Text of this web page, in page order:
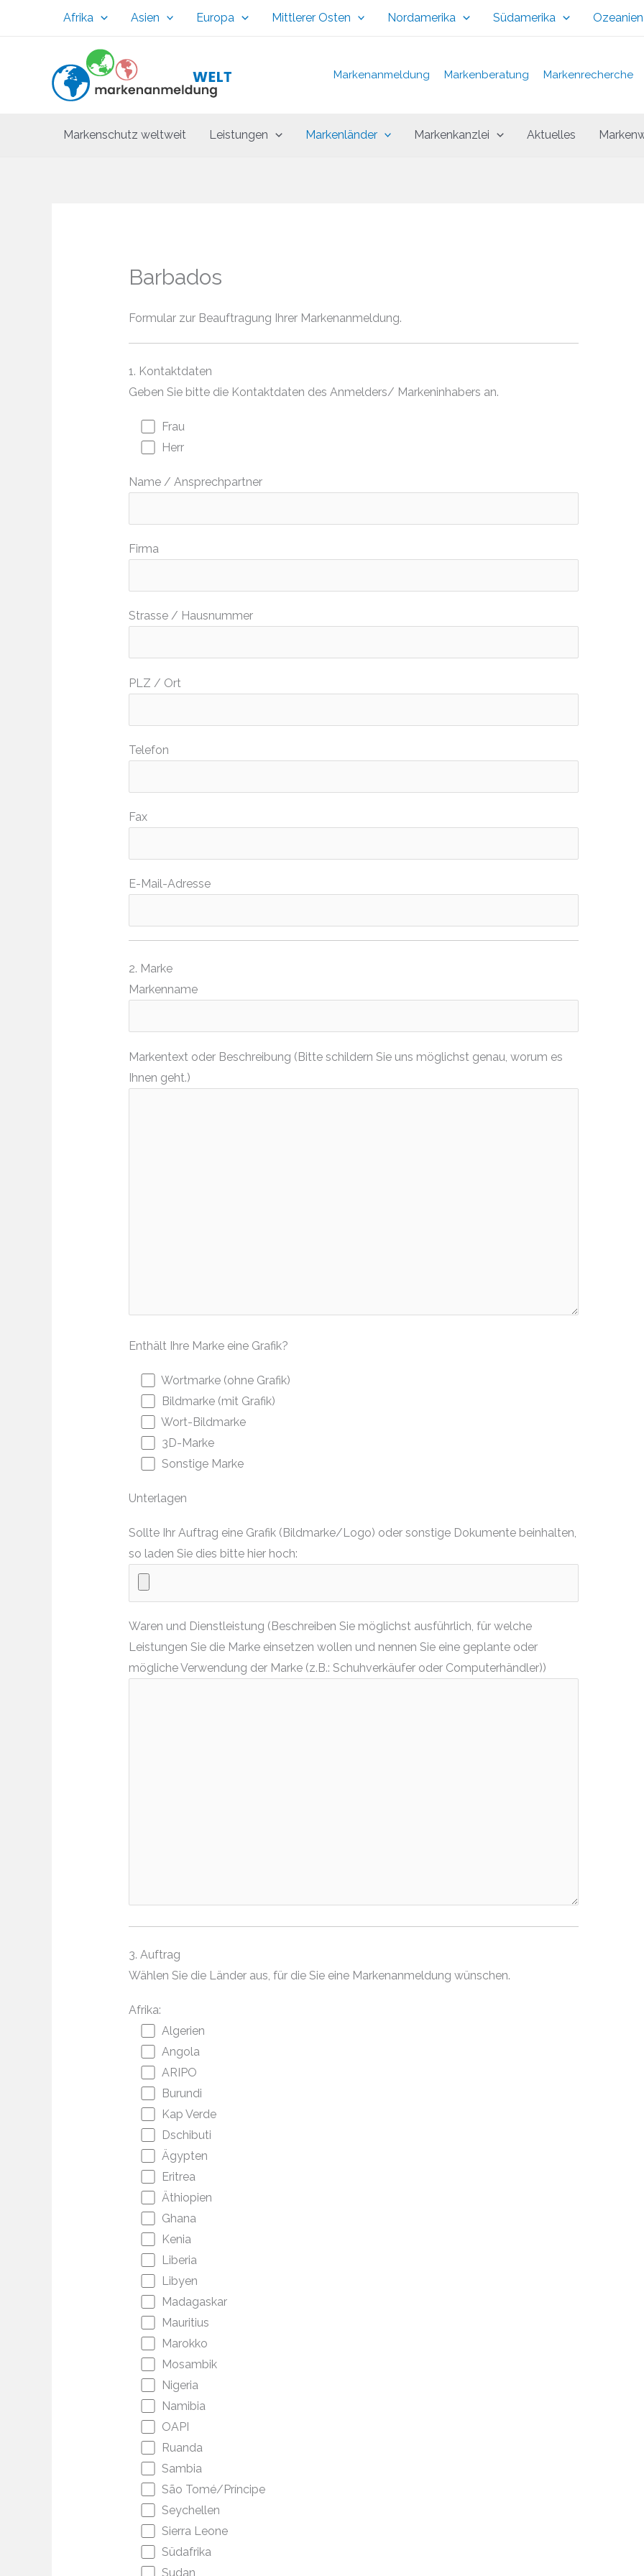
Afrika Asien Europa Mittlerer Osten Nordamerika Südamerika Ozeanien
Markenanmeldung Markenberatung Markenrecherche
Markenschutz weltweit Leistungen Markenländer Markenkanzlei Aktuelles
Barbados
Formular zur Beauftragung Ihrer Markenanmeldung.
1. Kontaktdaten
Geben Sie bitte die Kontaktdaten des Anmelders/ Markeninhabers an.
Frau
Herr
Name / Ansprechpartner
Firma
Strasse / Hausnummer
PLZ / Ort
Telefon
Fax
E-Mail-Adresse
2. Marke
Markenname
Markentext oder Beschreibung (Bitte schildern Sie uns möglichst genau, worum es
Ihnen geht.)
Enthält Ihre Marke eine Grafik?
Wortmarke (ohne Grafik)
Bildmarke (mit Grafik)
Wort-Bildmarke
3D-Marke
Sonstige Marke
Unterlagen
Sollte Ihr Auftrag eine Grafik (Bildmarke/Logo) oder sonstige Dokumente beinhalten,
so laden Sie dies bitte hier hoch:
Waren und Dienstleistung (Beschreiben Sie möglichst ausführlich, für welche
Leistungen Sie die Marke einsetzen wollen und nennen Sie eine geplante oder
mögliche Verwendung der Marke (z.B.: Schuhverkäufer oder Computerhändler))
3. Auftrag
Wählen Sie die Länder aus, für die Sie eine Markenanmeldung wünschen.
Afrika:
Algerien
Angola
ARIPO
Burundi
Kap Verde
Dschibuti
Ägypten
Eritrea
Äthiopien
Ghana
Kenia
Liberia
Libyen
Madagaskar
Mauritius
Marokko
Mosambik
Nigeria
Namibia
OAPI
Ruanda
Sambia
São Tomé/Príncipe
Seychellen
Sierra Leone
Südafrika
Sudan